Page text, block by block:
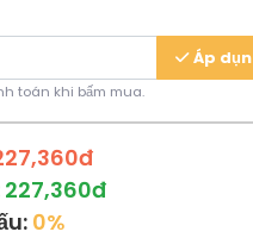
Áp
toán khi bấm mua.
227,360đ
0%